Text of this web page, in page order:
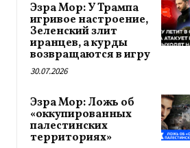
Эзра Мор: У Трампа
игривое настроение,
Зеленский злит
иранцев, а курды
возвращаются в игру
30.07.2026
Эзра Мор: Ложь об
«оккупированных
палестинских
территориях»